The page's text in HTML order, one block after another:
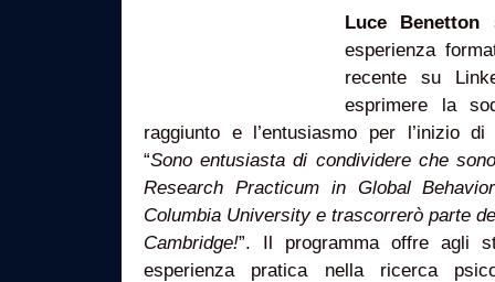
Luce Benetton
esperienza
recente su
esprimere la
raggiunto e l’entusiasmo per l’inizio
“Sono entusiasta di condividere che
Research Practicum in Global
Columbia University e trascorrerò parte
Cambridge!”. Il programma offre agli
esperienza pratica nella ricerca